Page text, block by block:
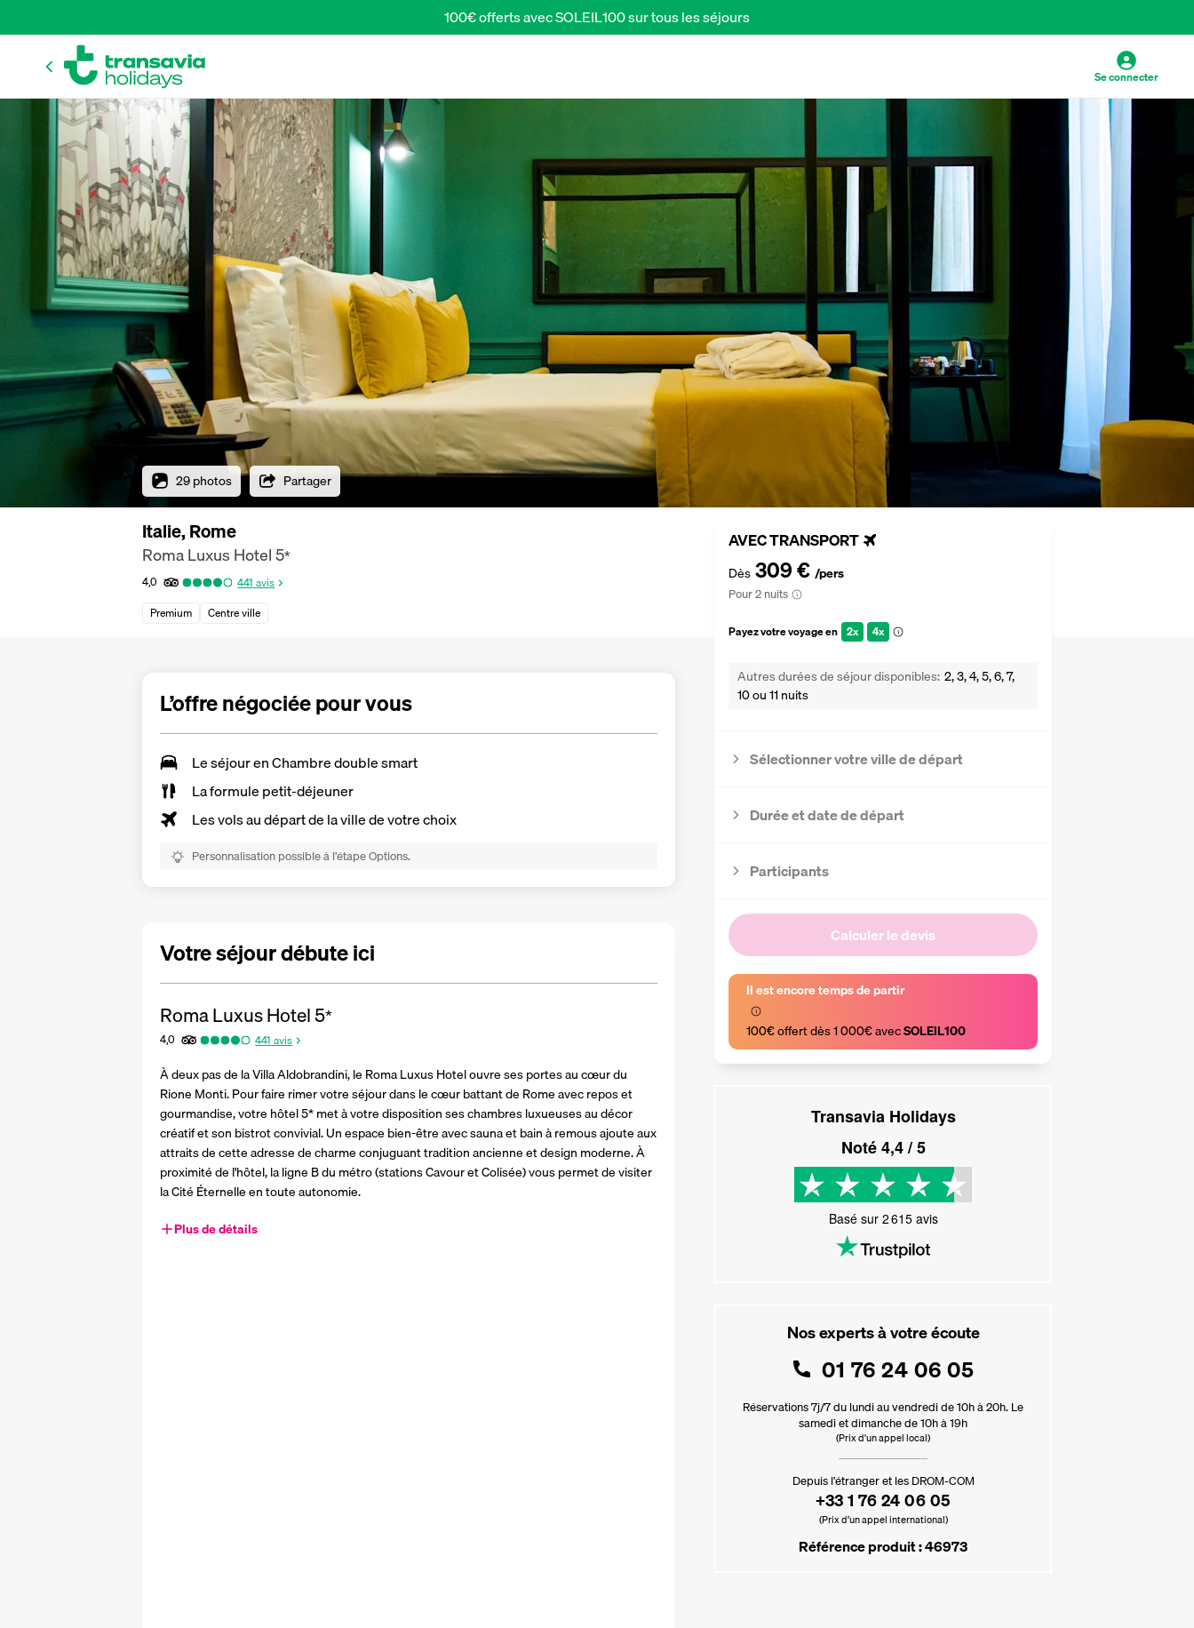
100€ offerts avec SOLEIL100 sur tous les séjours
Se connecter
29 photos Partager
Italie, Rome
Roma Luxus Hotel5*
4,0 441 avis
Premium
Centre ville
AVEC TRANSPORT
Dès 309 € /pers
Pour 2 nuits
Payez votre voyage en 2x 4x
Autres durées de séjour disponibles 2, 3, 4, 5, 6, 7,
10 ou 11 nuits
Sélectionner votre ville de départ
Durée et date de départ
Participants
Calculer le devis
Il est encore temps de partir
100€ offert dès 1 000€ avec SOLEIL100
Transavia Holidays
Noté4,4/ 5
Basé sur 2 615avis
Nos experts à votre écoute
01 76 24 06 05
Réservations 7j/7 du lundi au vendredi de 10h à 20h. Le
samedi et dimanche de 10h à 19h
(Prix d'un appel local)
Depuis l’étranger et les DROM-COM
+33 1 76 24 06 05
(Prix d’un appel international)
Référence produit : 46973
L’offre négociée pour vous
Le séjour enChambre double smart
La formule petit-déjeuner
Les vols au départ de la ville de votre choix
Personnalisation possible à l’étape Options.
Votre séjour débute ici
Roma Luxus Hotel5*
4,0 441 avis
À deux pas de la Villa Aldobrandini, le Roma Luxus Hotel ouvre ses portes au cœur du
Rione Monti. Pour faire rimer votre séjour dans le cœur battant de Rome avec repos et
gourmandise, votre hôtel 5* met à votre disposition ses chambres luxueuses au décor
créatif et son bistrot convivial. Un espace bien-être avec sauna et bain à remous ajoute aux
attraits de cette adresse de charme conjuguant tradition ancienne et design moderne. À
proximité de l'hôtel, la ligne B du métro (stations Cavour et Colisée) vous permet de visiter
la Cité Éternelle en toute autonomie.
Plus de détails